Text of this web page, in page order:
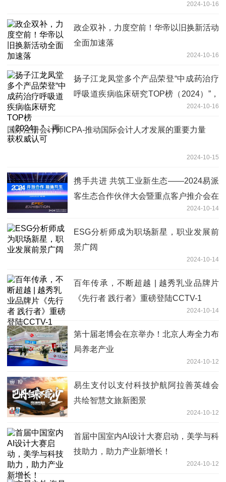
2024-10-16
政企双补，力度空前！华帝以旧换新活动
全面加速落
2024-10-16
扬子江龙凤堂多个产品荣登“中成药治疗
呼吸道疾病临床研究TOP榜（2024）”，
2024-10-16
国际注册会计师ICPA-推动国际会计人才发展的重要力量
2024-10-15
携手共进 共筑工业新生态——2024易派
客生态合作伙伴大会暨重点客户推介会在
2024-10-14
ESG分析师成为职场新星，职业发展前
景广阔
2024-10-14
百年传承，不断超越 | 越秀乳业品牌片
《先行者 践行者》重磅登陆CCTV-1
2024-10-14
第十届老博会在京举办！北京人寿全力布
局养老产业
2024-10-12
易生支付以支付科技护航阿拉善英雄会
共绘智慧文旅新图景
2024-10-12
首届中国室内AI设计大赛启动，美学与科
技助力，助力产业新增长！
2024-10-12